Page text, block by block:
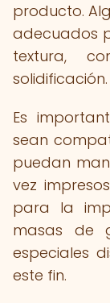
producto.
adecuados
textura,
solidificación.
Es
sean
puedan
vez
para la
masas de
especiales
este fin.